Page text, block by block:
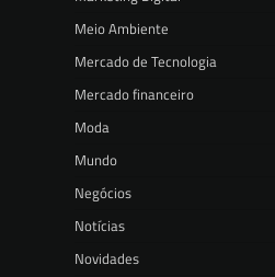
Meio Ambiente
Mercado de Tecnologia
Mercado financeiro
Moda
Mundo
Negócios
Notícias
Novidades